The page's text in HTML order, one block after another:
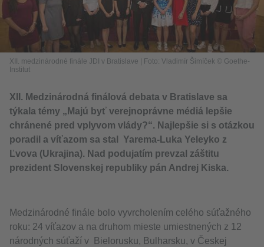
XII. medzinárodné finále JDI v Bratislave
Foto: Vladimír Šimíček © Goethe-
Institut
XII. Medzinárodná finálová debata v Bratislave sa
týkala témy „Majú byť verejnoprávne médiá lepšie
chránené pred vplyvom vlády?“. Najlepšie si s otázkou
poradil a víťazom sa stal Yarema-Luka Yeleyko z
Ľvova (Ukrajina). Nad podujatím prevzal záštitu
prezident Slovenskej republiky pán Andrej Kiska.
Medzinárodné finále bolo vyvrcholením celého súťažného
roku: 24 víťazov a na druhom mieste umiestnených z 12
národných súťaží v Bielorusku, Bulharsku, v Českej